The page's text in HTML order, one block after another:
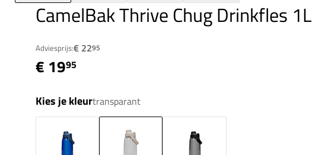
CamelBak Thrive Chug Drinkfles 1L
Adviesprijs:€ 2295
€ 1995
Kies je kleurtransparant